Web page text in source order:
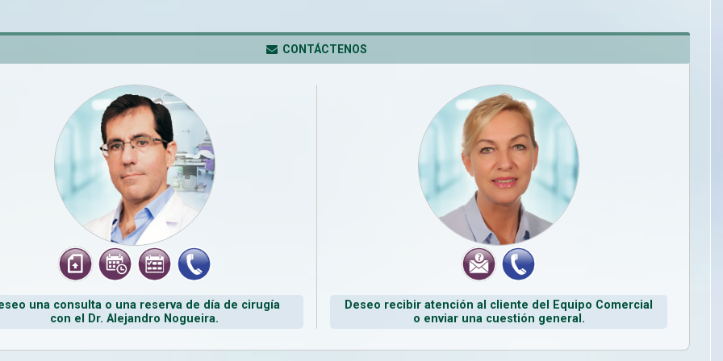
CONTÁCTENOS
una consulta o una reserva de día de cirugía
con el Dr. Alejandro Nogueira.
Deseo recibir atención al cliente del Equipo Comercial
o enviar una cuestión general.